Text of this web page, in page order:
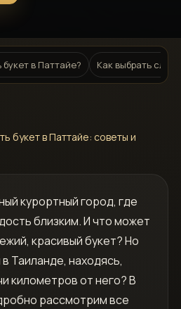
в Паттайе? Как выбрать
букет в Паттайе: советы и
курортный город‚ где
близким. И что может
красивый букет? Но
Таиланде‚ находясь‚
километров от него? В
рассмотрим все